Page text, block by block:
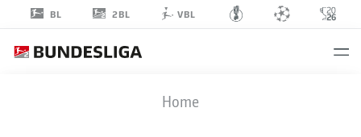
BL 2BL VBL
Home